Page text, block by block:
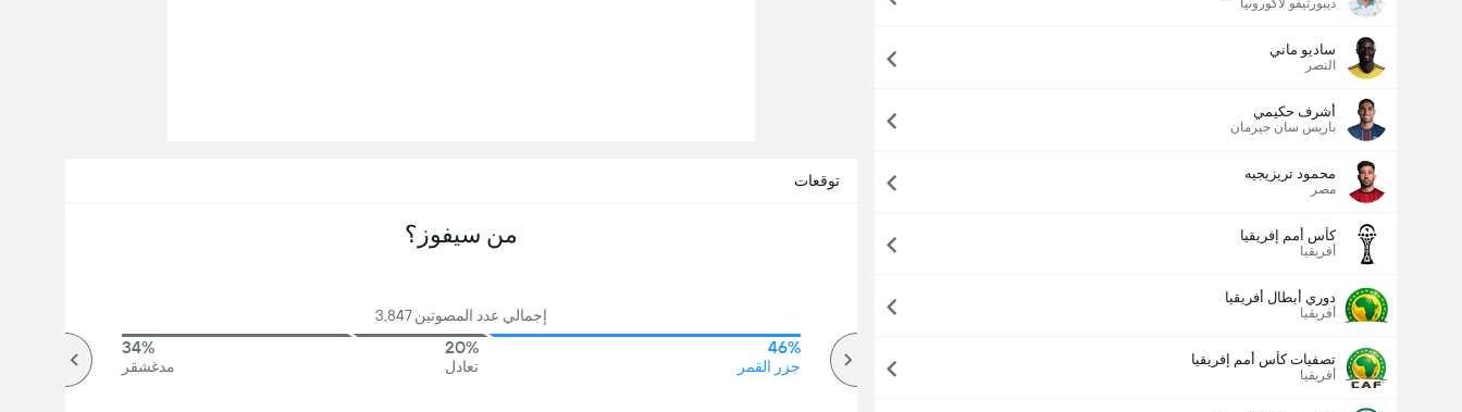
ديبورتيفو لاكورونيا
ساديو ماني
النصر
أشرف حكيمي
باريس سان جيرمان
محمود تريزيجيه
مصر
كأس أمم إفريقيا
أفريقيا
دوري أبطال أفريقيا
أفريقيا
تصفيات كأس أمم إفريقيا
أفريقيا
توقعات
من سيفوز؟
إجمالي عدد المصوتين 3,847
46%
جزر القمر
20%
تعادل
34%
مدغشقر
عدد الاهداف (2.5)